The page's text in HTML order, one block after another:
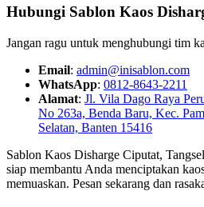
Hubungi Sablon Kaos
Jangan ragu untuk menghubungi tim
Email: admin@inisablon.com
WhatsApp: 0812-8643-2211
Alamat: Jl. Vila Dago Raya
No 263a, Benda Baru, Kec.
Selatan, Banten 15416
Sablon Kaos Disharge Ciputat,
siap membantu Anda menciptakan
memuaskan. Pesan sekarang dan